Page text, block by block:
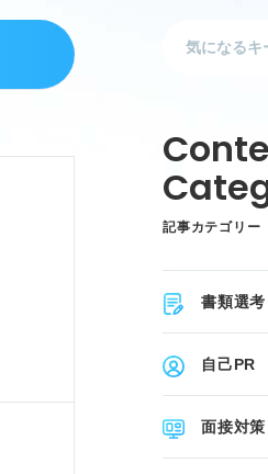
確
記事カテゴリー
書類選考
自己PR
面接対策